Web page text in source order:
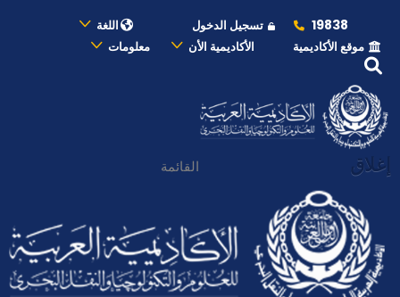
19838 تسجيل الدخول
اللغة
موقع الأكاديمية
الأكاديمية الأن معلومات
إغلاق القائمة